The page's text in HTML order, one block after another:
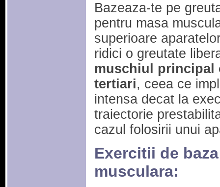
Bazeaza-te pe
pentru masa
superioare
ridici o greutate
muschiul principal
tertiari, ceea ce
intensa decat la
traiectorie
cazul folosirii unui
Exercitii de
musculara: